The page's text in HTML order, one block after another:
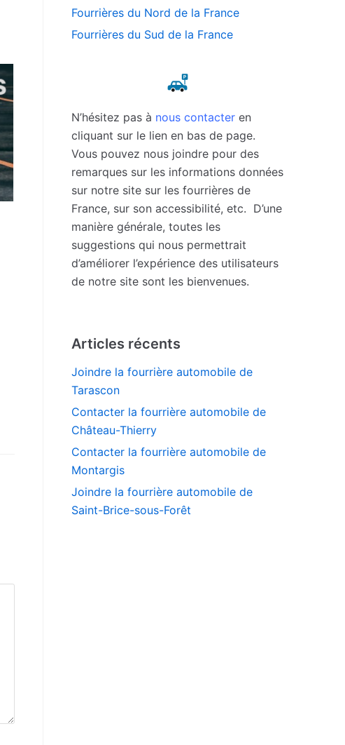
Fourrières du Nord de la France
Fourrières du Sud de la France
N’hésitez pas à nous contacter en
cliquant sur le lien en bas de page.
Vous pouvez nous joindre pour des
remarques sur les informations données
sur notre site sur les fourrières de
France, sur son accessibilité, etc. D’une
manière générale, toutes les
suggestions qui nous permettrait
d’améliorer l’expérience des utilisateurs
de notre site sont les bienvenues.
Articles récents
Joindre la fourrière automobile de
Tarascon
Contacter la fourrière automobile de
Château-Thierry
Contacter la fourrière automobile de
Montargis
Joindre la fourrière automobile de
Saint-Brice-sous-Forêt